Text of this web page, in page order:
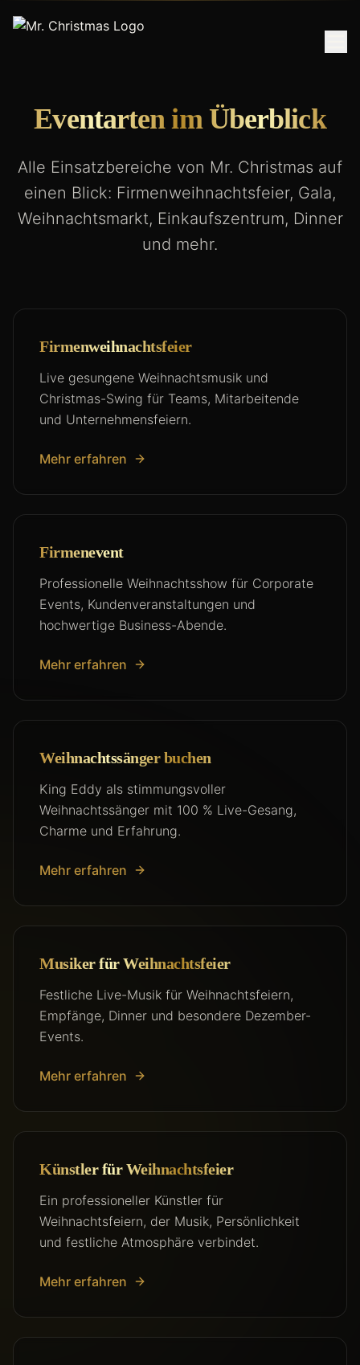
Eventarten im Überblick
Alle Einsatzbereiche von Mr. Christmas auf
einen Blick: Firmenweihnachtsfeier, Gala,
Weihnachtsmarkt, Einkaufszentrum, Dinner
und mehr.
Firmenweihnachtsfeier
Live gesungene Weihnachtsmusik und
Christmas-Swing für Teams, Mitarbeitende
und Unternehmensfeiern.
Mehr erfahren
Firmenevent
Professionelle Weihnachtsshow für Corporate
Events, Kundenveranstaltungen und
hochwertige Business-Abende.
Mehr erfahren
Weihnachtssänger buchen
King Eddy als stimmungsvoller
Weihnachtssänger mit 100 % Live-Gesang,
Charme und Erfahrung.
Mehr erfahren
Musiker für Weihnachtsfeier
Festliche Live-Musik für Weihnachtsfeiern,
Empfänge, Dinner und besondere Dezember-
Events.
Mehr erfahren
Künstler für Weihnachtsfeier
Ein professioneller Künstler für
Weihnachtsfeiern, der Musik, Persönlichkeit
und festliche Atmosphäre verbindet.
Mehr erfahren